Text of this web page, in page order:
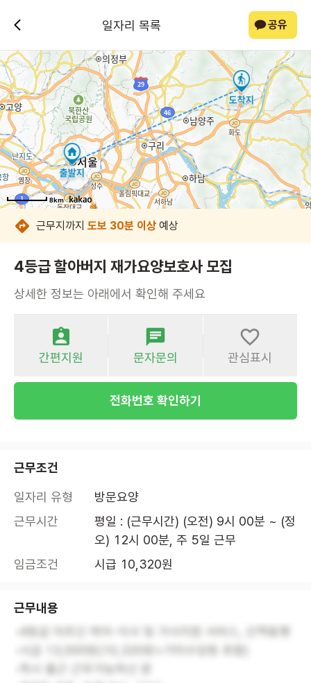
일자리 목록 공유
8km
8km
8km
8km
8km
8km
8km
8km
근무지까지 도보 30분 이상 예상
4등급 할아버지 재가요양보호사 모집
상세한 정보는 아래에서 확인해 주세요
간편지원 문자문의 관심표시
전화번호 확인하기
근무조건
일자리 유형
방문요양
근무시간
평일 : (근무시간) (오전) 9시 00분 ~ (정
오) 12시 00분, 주 5일 근무
임금조건
시급 10,320원
근무내용